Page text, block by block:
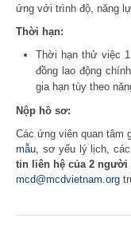
ứng với trình độ, năng
Thời hạn:
Thời hạn thử việc
đồng lao động
gia hạn tùy theo
Nộp hồ sơ:
Các ứng viên quan tâm
mẫu, sơ yếu lý lịch,
tin liên hệ của 2 người
mcd@mcdvietnam.org